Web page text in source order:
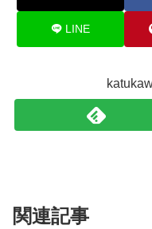
LINE
関連記事